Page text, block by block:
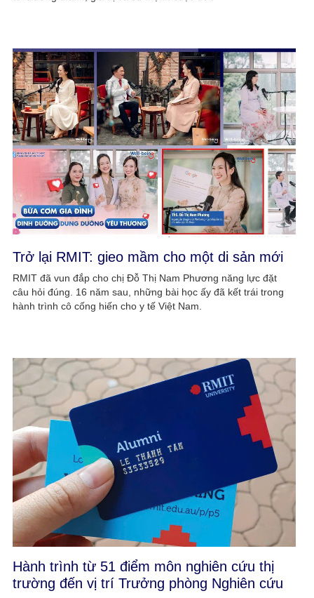
Trở lại RMIT: gieo mầm cho một di sản mới
RMIT đã vun đắp cho chị Đỗ Thị Nam Phương năng lực đặt
câu hỏi đúng. 16 năm sau, những bài học ấy đã kết trái trong
hành trình cô cống hiến cho y tế Việt Nam.
Hành trình từ 51 điểm môn nghiên cứu thị
trường đến vị trí Trưởng phòng Nghiên cứu